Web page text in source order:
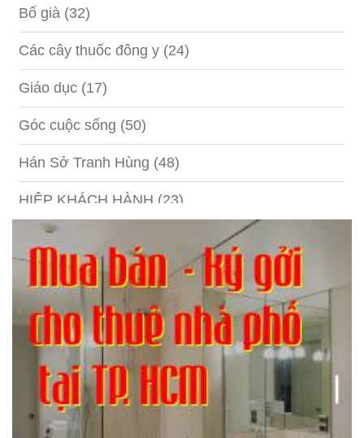
Bố già (32)
Các cây thuốc đông y (24)
Giáo dục (17)
Góc cuộc sống (50)
Hán Sở Tranh Hùng (48)
HIỆP KHÁCH HÀNH (23)
Hồng lâu mộng
(1)
Kỹ năng(18)
Liên Thành quyết(13)
LỘC ĐỈNH KÝ
Nước ngoài